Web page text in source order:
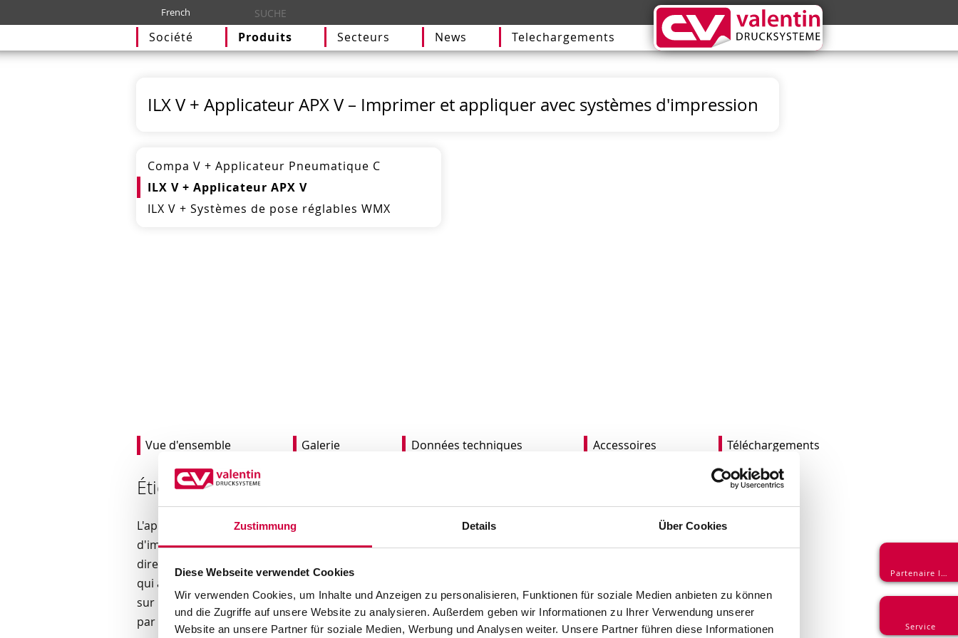
Zustimmung Details Über Cookies
Diese Webseite verwendet Cookies
Wir verwenden Cookies, um Inhalte und Anzeigen zu personalisieren, Funktionen für soziale Medien anbieten zu können
und die Zugriffe auf unsere Website zu analysieren. Außerdem geben wir Informationen zu Ihrer Verwendung unserer
Website an unsere Partner für soziale Medien, Werbung und Analysen weiter. Unsere Partner führen diese Informationen
French
Société Produits Secteurs News Telechargements
ILX V + Applicateur APX V – Imprimer et appliquer avec systèmes d'impression
Compa V + Applicateur Pneumatique C
ILX V + Applicateur APX V
ILX V + Systèmes de pose réglables WMX
Vue d'ensemble Galerie Données techniques Accessoires Téléchargements
Étiquetage flexible à la perfection
L'applicateur APX V peut être intégré aux modules
d'impression divers comme l'ILX V. La dépose d'étiquettes
directe et automatique s'effectue par le biais d'un tampon
qui aspire l'étiquette par un système de vide puis la dépose
sur le produit. Le processus est automatiquement surveillé
par un capteur et contrôlé.
Hauteurs de produits variables
Étiquetage par au-dessus, en-dessous et de façon
latérale
Partenaire login
Service